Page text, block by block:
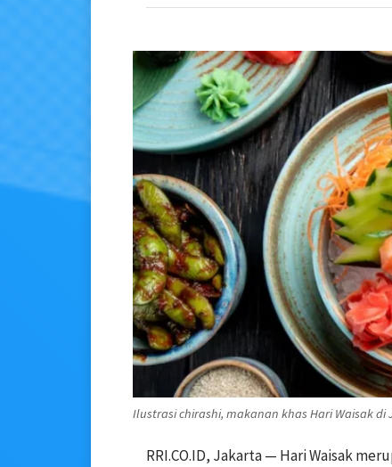
Ilustrasi chirashi, makanan khas Hari Waisak di
RRI.CO.ID, Jakarta — Hari Waisak